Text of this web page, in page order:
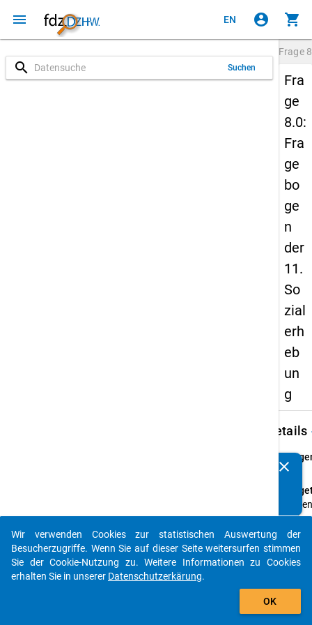
menu EN account_circle shopping_cart
search Suchen
Frage
Fra
ge
8.0:
Fra
ge
bo
ge
n
der
11.
So
zial
erh
eb
un
g
Details
8.0
Ihrer
das
oder
clear
auto_stories
add_shopping_cart
Wir verwenden Cookies zur statistischen Auswertung der
Besucherzugriffe. Wenn Sie auf dieser Seite weitersurfen stimmen
Sie der Cookie-Nutzung zu. Weitere Informationen zu Cookies
erhalten Sie in unserer Datenschutzerkärung.
OK